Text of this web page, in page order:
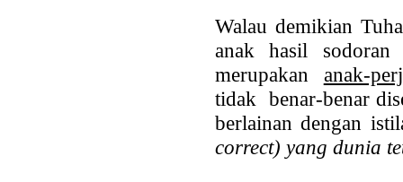
Walau demikian
anak hasil
merupakan anak-
tidak benar-benar
berlainan dengan
correct) yang dunia